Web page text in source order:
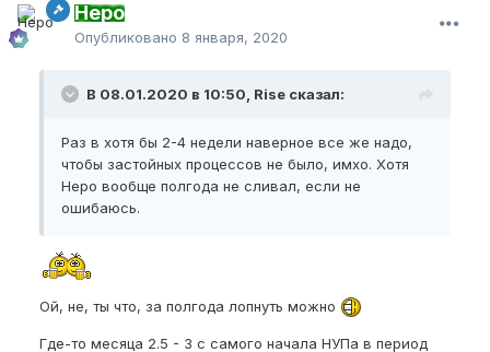
Неро
Опубликовано 8 января, 2020
В 08.01.2020 в 10:50, Rise сказал:
Раз в хотя бы 2-4 недели наверное все же надо,
чтобы застойных процессов не было, имхо. Хотя
Неро вообще полгода не сливал, если не
ошибаюсь.
Ой, не, ты что, за полгода лопнуть можно
Где-то месяца 2.5 - 3 с самого начала НУПа в период